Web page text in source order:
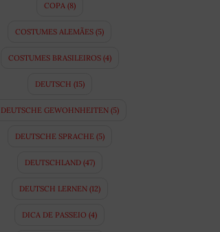
COPA(8)
COSTUMES ALEMÃES (5)
COSTUMES BRASILEIROS(4)
DEUTSCH (15)
DEUTSCHE GEWOHNHEITEN(5)
DEUTSCHE SPRACHE(5)
DEUTSCHLAND(47)
DEUTSCH LERNEN(12)
DICA DE PASSEIO (4)